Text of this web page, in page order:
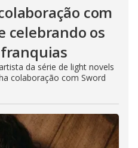
com
celebrando os
da série de light novels
colaboração com Sword